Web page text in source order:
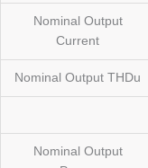
Nominal Output
Current
Nominal Output THDu
Nominal Output